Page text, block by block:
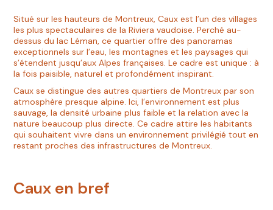
Situé sur les hauteurs de Montreux, Caux est l’un des villages
les plus spectaculaires de la Riviera vaudoise. Perché au-
dessus du lac Léman, ce quartier offre des panoramas
exceptionnels sur l’eau, les montagnes et les paysages qui
s’étendent jusqu’aux Alpes françaises. Le cadre est unique : à
la fois paisible, naturel et profondément inspirant.
Caux se distingue des autres quartiers de Montreux par son
atmosphère presque alpine. Ici, l’environnement est plus
sauvage, la densité urbaine plus faible et la relation avec la
nature beaucoup plus directe. Ce cadre attire les habitants
qui souhaitent vivre dans un environnement privilégié tout en
restant proches des infrastructures de Montreux.
Caux en bref